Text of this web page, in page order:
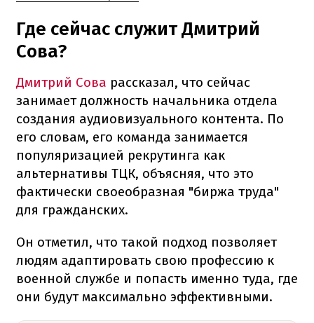
Где сейчас служит Дмитрий
Сова?
Дмитрий Сова рассказал, что сейчас
занимает должность начальника отдела
создания аудиовизуального контента. По
его словам, его команда занимается
популяризацией рекрутинга как
альтернативы ТЦК, объясняя, что это
фактически своеобразная "биржа труда"
для гражданских.
Он отметил, что такой подход позволяет
людям адаптировать свою профессию к
военной службе и попасть именно туда, где
они будут максимально эффективными.